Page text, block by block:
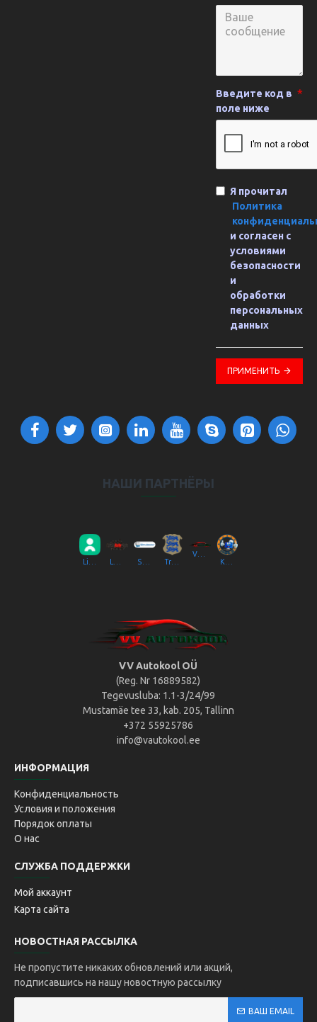
Введите код в
поле ниже
Я прочитал
Политика
и согласен с
условиями
безопасности
и
обработки
персональных
данных
ПРИМЕНИТЬ
НАШИ ПАРТНЁРЫ
VV Autokool OÜ
VV Autokool OÜ
(Reg. Nr 16889582)
Tegevusluba: 1.1-3/24/99
Mustamäe tee 33, kab. 205, Tallinn
+372 55925786
info@vautokool.ee
ИНФОРМАЦИЯ
Конфиденциальность
Условия и положения
Порядок оплаты
О нас
СЛУЖБА ПОДДЕРЖКИ
Мой аккаунт
Карта сайта
НОВОСТНАЯ РАССЫЛКА
Не пропустите никаких обновлений или акций,
подписавшись на нашу новостную рассылку
ВАШ EMAIL